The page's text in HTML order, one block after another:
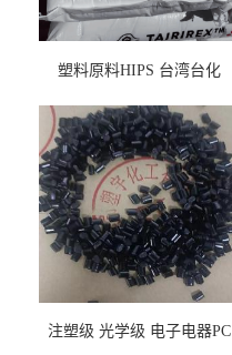
塑料原料HIPS 台湾台化
用料
注塑级 光学级 电子电器PC